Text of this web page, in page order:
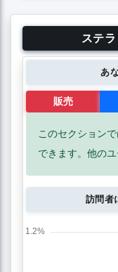
ステ
あ
販売
このセクション
できます。他の
訪問者